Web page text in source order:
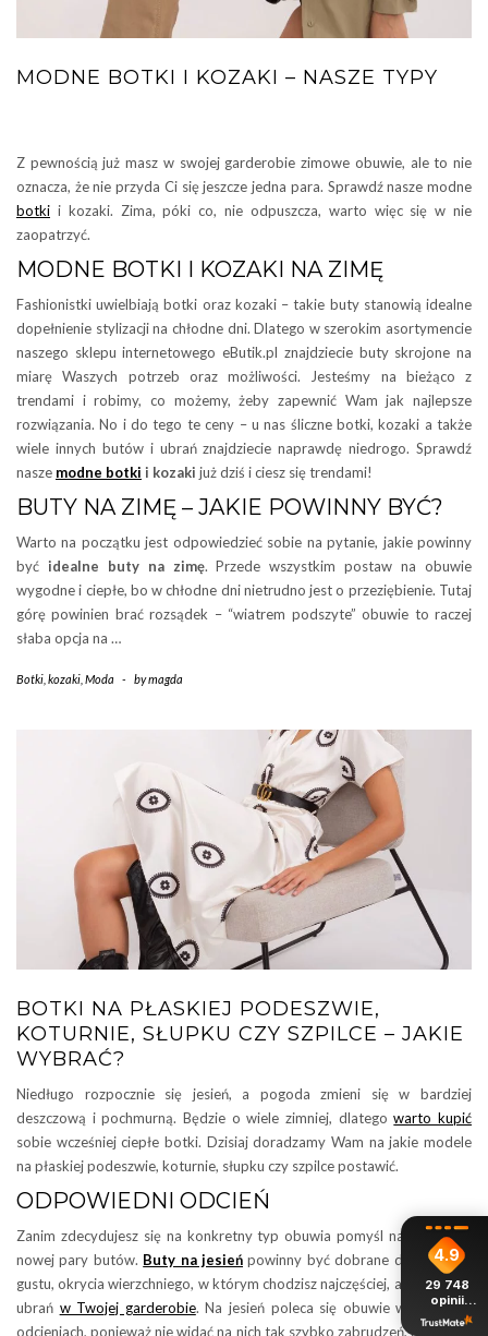
MODNE BOTKI I KOZAKI – NASZE TYPY
Z pewnością już masz w swojej garderobie zimowe obuwie, ale to nie
oznacza, że nie przyda Ci się jeszcze jedna para. Sprawdź nasze modne
botki i kozaki. Zima, póki co, nie odpuszcza, warto więc się w nie
zaopatrzyć.
MODNE BOTKI I KOZAKI NA ZIMĘ
Fashionistki uwielbiają botki oraz kozaki – takie buty stanowią idealne
dopełnienie stylizacji na chłodne dni. Dlatego w szerokim asortymencie
naszego sklepu internetowego eButik.pl znajdziecie buty skrojone na
miarę Waszych potrzeb oraz możliwości. Jesteśmy na bieżąco z
trendami i robimy, co możemy, żeby zapewnić Wam jak najlepsze
rozwiązania. No i do tego te ceny – u nas śliczne botki, kozaki a także
wiele innych butów i ubrań znajdziecie naprawdę niedrogo. Sprawdź
nasze modne botki i kozaki już dziś i ciesz się trendami!
BUTY NA ZIMĘ – JAKIE POWINNY BYĆ?
Warto na początku jest odpowiedzieć sobie na pytanie, jakie powinny
być idealne buty na zimę. Przede wszystkim postaw na obuwie
wygodne i ciepłe, bo w chłodne dni nietrudno jest o przeziębienie. Tutaj
górę powinien brać rozsądek – “wiatrem podszyte” obuwie to raczej
słaba opcja na …
Botki kozaki Moda - bymagda
BOTKI NA PŁASKIEJ PODESZWIE,
KOTURNIE, SŁUPKU CZY SZPILCE – JAKIE
WYBRAĆ?
Niedługo rozpocznie się jesień, a pogoda zmieni się w bardziej
deszczową i pochmurną. Będzie o wiele zimniej, dlategowarto kupić
sobie wcześniej ciepłe botki. Dzisiaj doradzamy Wam na jakie modele
na płaskiej podeszwie, koturnie, słupku czy szpilce postawić.
ODPOWIEDNI ODCIEŃ
Zanim zdecydujesz się na konkretny typ obuwia pomyśl nad kolorem
nowej pary butów. Buty na jesień powinny być dobrane do Twojego
gustu, okrycia wierzchniego, w którym chodzisz najczęściej, ale także do
ubrań w Twojej garderobie. Na jesień poleca się obuwie w ciemnych
odcieniach, ponieważ nie widać na nich tak szybko zabrudzeń, a pogoda
4.9
29 748
opinii
z całego
okresu